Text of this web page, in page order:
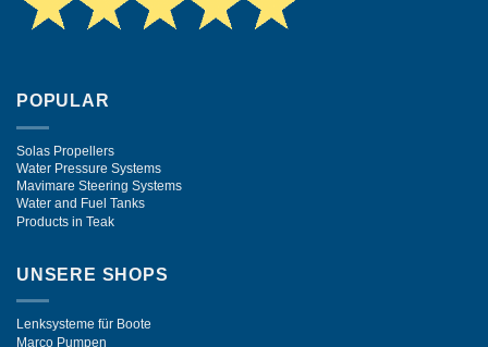
POPULAR
Solas Propellers
Water Pressure Systems
Mavimare Steering Systems
Water and Fuel Tanks
Products in Teak
UNSERE SHOPS
Lenksysteme für Boote
Marco Pumpen